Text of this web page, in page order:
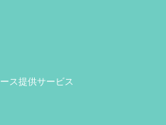
ス提供サービス